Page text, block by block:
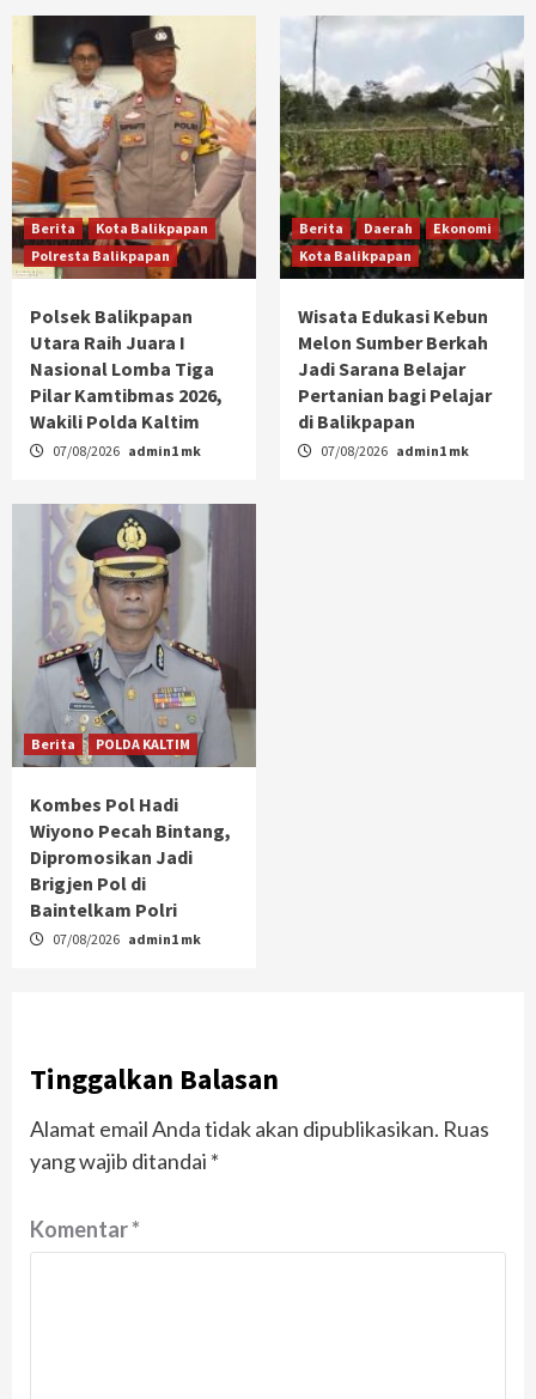
Berita
Kota Balikpapan
Polresta Balikpapan
Polsek Balikpapan
Utara Raih Juara I
Nasional Lomba Tiga
Pilar Kamtibmas 2026,
Wakili Polda Kaltim
07/08/2026 admin1 mk
Berita Daerah
Ekonomi
Kota Balikpapan
Wisata Edukasi Kebun
Melon Sumber Berkah
Jadi Sarana Belajar
Pertanian bagi Pelajar
di Balikpapan
07/08/2026 admin1 mk
Berita POLDA KALTIM
Kombes Pol Hadi
Wiyono Pecah Bintang,
Dipromosikan Jadi
Brigjen Pol di
Baintelkam Polri
07/08/2026 admin1 mk
Tinggalkan Balasan
Alamat email Anda tidak akan dipublikasikan. Ruas
yang wajib ditandai *
Komentar*